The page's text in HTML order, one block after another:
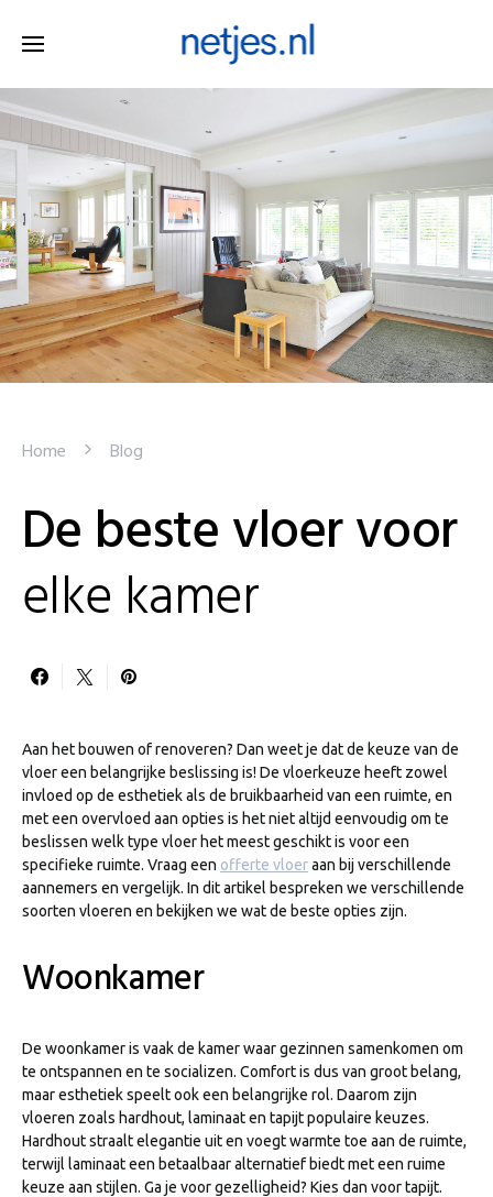
Home Blog
De beste vloer voor
elke kamer
Aan het bouwen of renoveren? Dan weet je dat de keuze van de
vloer een belangrijke beslissing is! De vloerkeuze heeft zowel
invloed op de esthetiek als de bruikbaarheid van een ruimte, en
met een overvloed aan opties is het niet altijd eenvoudig om te
beslissen welk type vloer het meest geschikt is voor een
specifieke ruimte. Vraag een offerte vloeraan bij verschillende
aannemers en vergelijk. In dit artikel bespreken we verschillende
soorten vloeren en bekijken we wat de beste opties zijn.
Woonkamer
De woonkamer is vaak de kamer waar gezinnen samenkomen om
te ontspannen en te socializen. Comfort is dus van groot belang,
maar esthetiek speelt ook een belangrijke rol. Daarom zijn
vloeren zoals hardhout, laminaat en tapijt populaire keuzes.
Hardhout straalt elegantie uit en voegt warmte toe aan de ruimte,
terwijl laminaat een betaalbaar alternatief biedt met een ruime
keuze aan stijlen. Ga je voor gezelligheid? Kies dan voor tapijt.